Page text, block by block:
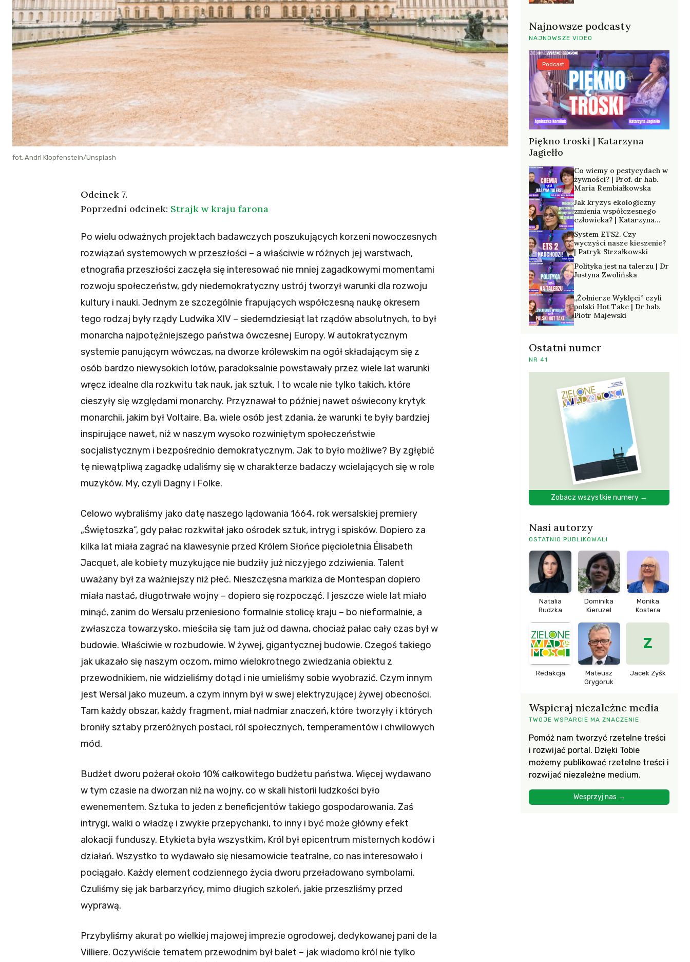
fot. Andri Klopfenstein/Unsplash
Odcinek 7.
Poprzedni odcinek: Strajk w kraju farona
Po wielu odważnych projektach badawczych poszukujących korzeni nowoczesnych
rozwiązań systemowych w przeszłości – a właściwie w różnych jej warstwach,
etnografia przeszłości zaczęła się interesować nie mniej zagadkowymi momentami
rozwoju społeczeństw, gdy niedemokratyczny ustrój tworzył warunki dla rozwoju
kultury i nauki. Jednym ze szczególnie frapujących współczesną naukę okresem
tego rodzaj były rządy Ludwika XIV – siedemdziesiąt lat rządów absolutnych, to był
monarcha najpotężniejszego państwa ówczesnej Europy. W autokratycznym
systemie panującym wówczas, na dworze królewskim na ogół składającym się z
osób bardzo niewysokich lotów, paradoksalnie powstawały przez wiele lat warunki
wręcz idealne dla rozkwitu tak nauk, jak sztuk. I to wcale nie tylko takich, które
cieszyły się względami monarchy. Przyznawał to później nawet oświecony krytyk
monarchii, jakim był Voltaire. Ba, wiele osób jest zdania, że warunki te były bardziej
inspirujące nawet, niż w naszym wysoko rozwiniętym społeczeństwie
socjalistycznym i bezpośrednio demokratycznym. Jak to było możliwe? By zgłębić
tę niewątpliwą zagadkę udaliśmy się w charakterze badaczy wcielających się w role
muzyków. My, czyli Dagny i Folke.
Celowo wybraliśmy jako datę naszego lądowania 1664, rok wersalskiej premiery
„Świętoszka”, gdy pałac rozkwitał jako ośrodek sztuk, intryg i spisków. Dopiero za
kilka lat miała zagrać na klawesynie przed Królem Słońce pięcioletnia Élisabeth
Jacquet, ale kobiety muzykujące nie budziły już niczyjego zdziwienia. Talent
uważany był za ważniejszy niż płeć. Nieszczęsna markiza de Montespan dopiero
miała nastać, długotrwałe wojny – dopiero się rozpocząć. I jeszcze wiele lat miało
minąć, zanim do Wersalu przeniesiono formalnie stolicę kraju – bo nieformalnie, a
zwłaszcza towarzysko, mieściła się tam już od dawna, chociaż pałac cały czas był w
budowie. Właściwie w rozbudowie. W żywej, gigantycznej budowie. Czegoś takiego
jak ukazało się naszym oczom, mimo wielokrotnego zwiedzania obiektu z
przewodnikiem, nie widzieliśmy dotąd i nie umieliśmy sobie wyobrazić. Czym innym
jest Wersal jako muzeum, a czym innym był w swej elektryzującej żywej obecności.
Tam każdy obszar, każdy fragment, miał nadmiar znaczeń, które tworzyły i których
broniły sztaby przeróżnych postaci, ról społecznych, temperamentów i chwilowych
mód.
Budżet dworu pożerał około 10% całkowitego budżetu państwa. Więcej wydawano
w tym czasie na dworzan niż na wojny, co w skali historii ludzkości było
ewenementem. Sztuka to jeden z beneficjentów takiego gospodarowania. Zaś
intrygi, walki o władzę i zwykłe przepychanki, to inny i być może główny efekt
alokacji funduszy. Etykieta była wszystkim, Król był epicentrum misternych kodów i
działań. Wszystko to wydawało się niesamowicie teatralne, co nas interesowało i
pociągało. Każdy element codziennego życia dworu przeładowano symbolami.
Czuliśmy się jak barbarzyńcy, mimo długich szkoleń, jakie przeszliśmy przed
wyprawą.
Przybyliśmy akurat po wielkiej majowej imprezie ogrodowej, dedykowanej pani de la
Villiere. Oczywiście tematem przewodnim był balet – jak wiadomo król nie tylko
Najnowsze podcasty
NAJNOWSZE VIDEO
Piękno troski | Katarzyna
Jagiełło
Podcast
Co wiemy o pestycydach w
żywności? | Prof. dr hab.
Maria Rembiałkowska
Jak kryzys ekologiczny
zmienia współczesnego
człowieka? | Katarzyna
System ETS2. Czy
wyczyści nasze kieszenie?
| Patryk Strzałkowski
Polityka jest na talerzu | Dr
Justyna Zwolińska
„Żołnierze Wyklęci” czyli
polski Hot Take | Dr hab.
Piotr Majewski
Ostatni numer
NR 41
Zobacz wszystkie numery →
Nasi autorzy
OSTATNIO PUBLIKOWALI
Natalia
Rudzka
Dominika
Kieruzel
Monika
Kostera
Redakcja
Mateusz
Grygoruk
Z
Jacek Zyśk
Wspieraj niezależne media
TWOJE WSPARCIE MA ZNACZENIE
Pomóż nam tworzyć rzetelne treści
i rozwijać portal. Dzięki Tobie
możemy publikować rzetelne treści i
rozwijać niezależne medium.
Wesprzyj nas →